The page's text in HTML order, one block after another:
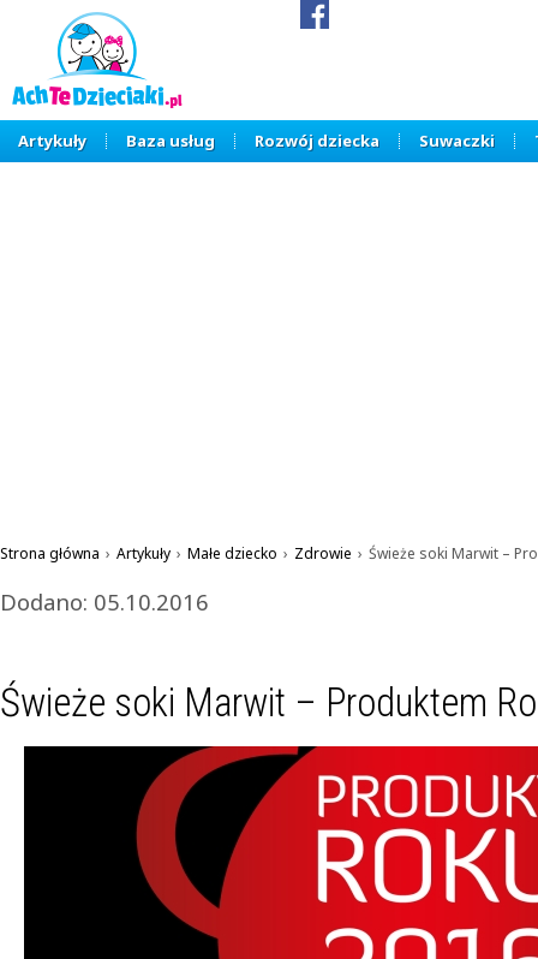
Artykuły Baza usług Rozwój dziecka Suwaczki
Strona główna › Artykuły › Małe dziecko › Zdrowie › Świeże soki Marwit –
Dodano: 05.10.2016
Świeże soki Marwit – Produktem